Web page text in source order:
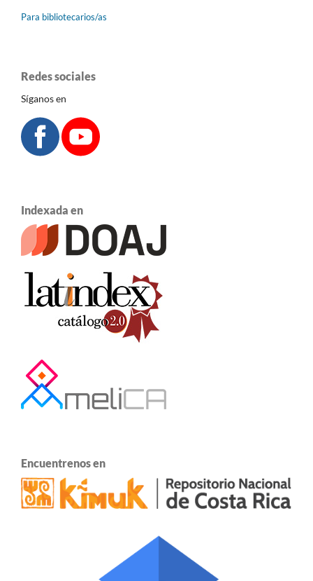
Para bibliotecarios/as
Redes sociales
Síganos en
Indexada en
Encuentrenos en